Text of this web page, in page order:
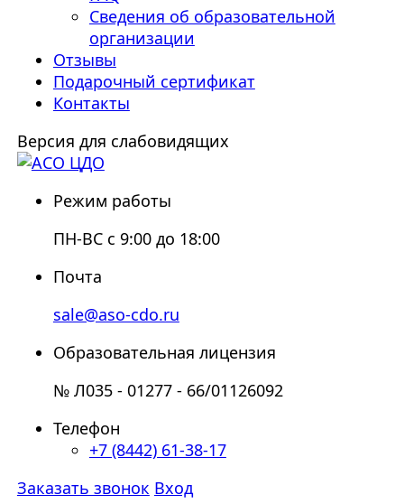
Сведения об образовательной
организации
Отзывы
Подарочный сертификат
Контакты
Версия для слабовидящих
Режим работы
ПН-ВС с 9:00 до 18:00
Почта
sale@aso-cdo.ru
Образовательная лицензия
№ Л035 - 01277 - 66/01126092
Телефон
+7 (8442) 61-38-17
Заказать звонок Вход